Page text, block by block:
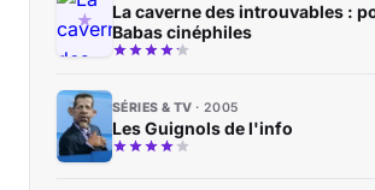
La caverne des introuvables :
Babas cinéphiles
SÉRIES & TV 2005
Les Guignols de l'info